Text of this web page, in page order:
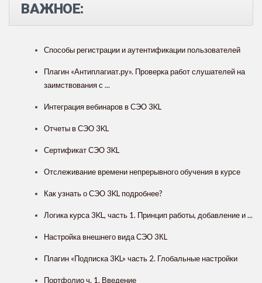
ВАЖНОЕ:
Способы регистрации и аутентификации пользователей
Плагин «Антиплагиат.ру». Проверка работ слушателей на
заимствования с ...
Интеграция вебинаров в СЭО 3KL
Отчеты в СЭО 3KL
Сертификат СЭО 3KL
Отслеживание времени непрерывного обучения в курсе
Как узнать о СЭО 3KL подробнее?
Логика курса 3KL, часть 1. Принцип работы, добавление и ...
Настройка внешнего вида СЭО 3КL
Плагин «Подписка 3KL» часть 2. Глобальные настройки
Портфолио ч. 1. Введение